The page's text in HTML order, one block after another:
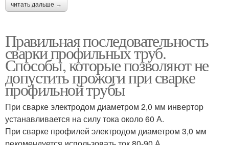
читать дальше →
Правильная последовательность
сварки профильных труб.
Способы, которые позволяют не
допустить прожоги при сварке
профильной трубы
При сварке электродом диаметром 2,0 мм инвертор
устанавливается на силу тока около 60 А.
При сварке профилей электродом диаметром 3,0 мм